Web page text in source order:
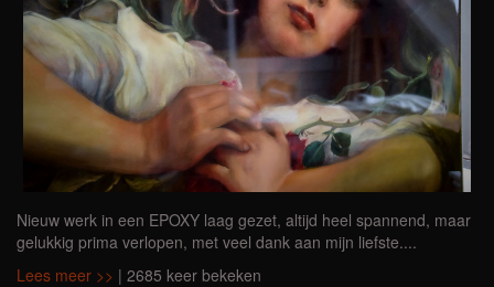
Nieuw werk in een EPOXY laag gezet, altijd heel spannend, maar
gelukkig prima verlopen, met veel dank aan mijn liefste....
Lees meer >> | 2685 keer bekeken